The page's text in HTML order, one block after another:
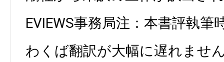
EVIEWS事務局注：本書評執筆
わくば翻訳が大幅に遅れませ